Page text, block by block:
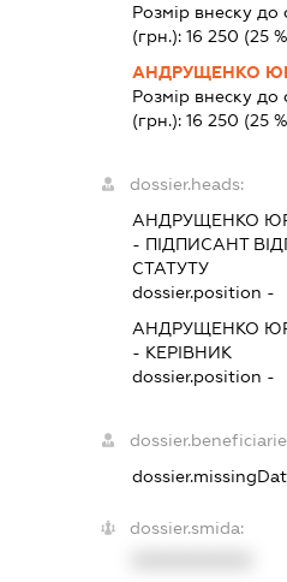
Розмір внеску до
(грн.): 16 250 (25
АНДРУЩЕНКО
Розмір внеску до
(грн.): 16 250 (25
dossier.heads:
АНДРУЩЕНКО
- ПІДПИСАНТ
СТАТУТУ
dossier.position -
АНДРУЩЕНКО
- КЕРІВНИК
dossier.position -
dossier.smida: